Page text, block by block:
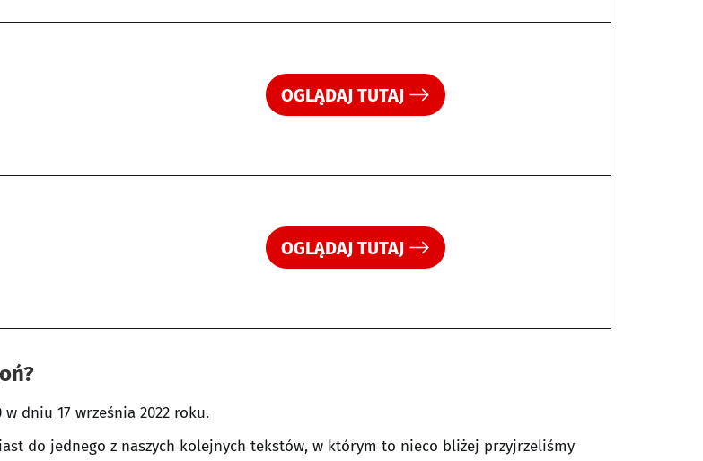
OGLĄDAJ TUTAJ
OGLĄDAJ TUTAJ
dniu 17 września 2022 roku.
do jednego z naszych kolejnych tekstów, w którym to nieco bliżej przyjrzeliśmy